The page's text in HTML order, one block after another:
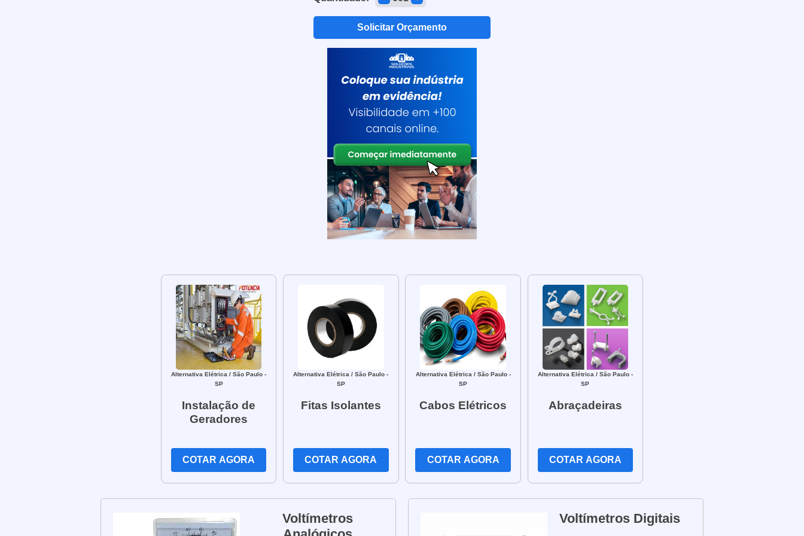
Solicitar Orçamento
Alternativa Elétrica / São Paulo -
SP
Instalação de
Geradores
COTAR AGORA
Alternativa Elétrica / São Paulo -
SP
Fitas Isolantes
COTAR AGORA
Alternativa Elétrica / São Paulo -
SP
Cabos Elétricos
COTAR AGORA
Alternativa Elétrica / São Paulo -
SP
Abraçadeiras
COTAR AGORA
Voltímetros
Voltímetros Digitais